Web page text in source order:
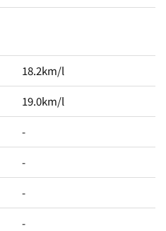
18.2km/l
19.0km/l
-
-
-
-